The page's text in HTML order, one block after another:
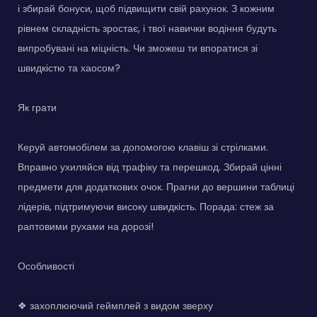
і збирай бонуси, щоб підвищити свій рахунок. З кожним
рівнем складність зростає, і твої навички водіння будуть
випробувані на міцність. Чи зможеш ти впоратися зі
швидкістю та хаосом?
Як грати
Керуй автомобілем за допомогою клавіш зі стрілками.
Вправно ухиляйся від трафіку та перешкод. Збирай цінні
предмети для додаткових очок. Прагни до вершини таблиці
лідерів, підтримуючи високу швидкість. Порада: стеж за
раптовими рухами на дорозі!
Особливості
❖ захоплюючий геймплей з видом зверху